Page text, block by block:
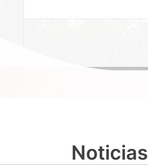
Noticias